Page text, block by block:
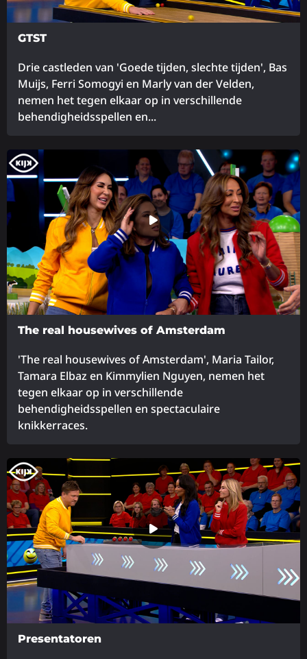
GTST
Drie castleden van 'Goede tijden, slechte tijden', Bas
Muijs, Ferri Somogyi en Marly van der Velden,
nemen het tegen elkaar op in verschillende
behendigheidsspellen en...
meer
over
The real housewives of Amsterdam
'The real housewives of Amsterdam', Maria Tailor,
Tamara Elbaz en Kimmylien Nguyen, nemen het
tegen elkaar op in verschillende
behendigheidsspellen en spectaculaire
knikkerraces.
meer
over
Presentatoren